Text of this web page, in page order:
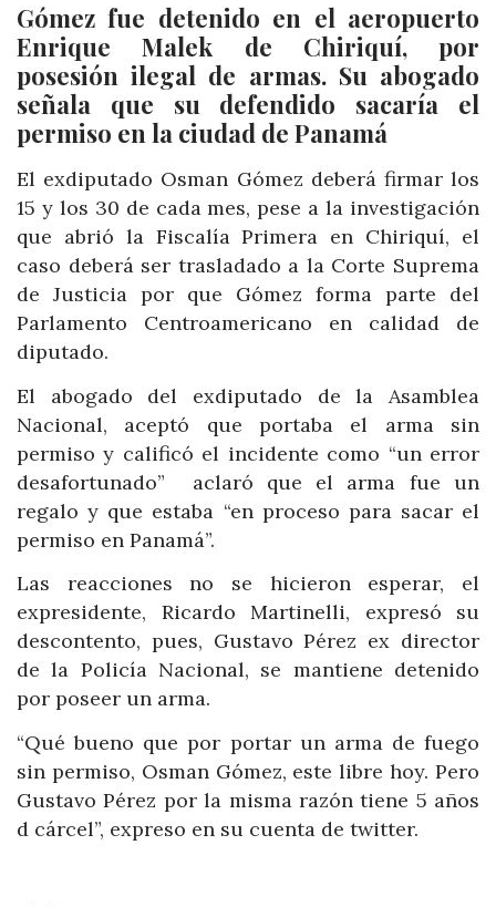
Gómez fue detenido en el aeropuerto
Enrique Malek de Chiriquí, por
posesión ilegal de armas. Su abogado
señala que su defendido sacaría el
permiso en la ciudad de Panamá
El exdiputado Osman Gómez deberá firmar los
15 y los 30 de cada mes, pese a la investigación
que abrió la Fiscalía Primera en Chiriquí, el
caso deberá ser trasladado a la Corte Suprema
de Justicia por que Gómez forma parte del
Parlamento Centroamericano en calidad de
diputado.
El abogado del exdiputado de la Asamblea
Nacional, aceptó que portaba el arma sin
permiso y calificó el incidente como “un error
desafortunado” aclaró que el arma fue un
regalo y que estaba “en proceso para sacar el
permiso en Panamá”.
Las reacciones no se hicieron esperar, el
expresidente, Ricardo Martinelli, expresó su
descontento, pues, Gustavo Pérez ex director
de la Policía Nacional, se mantiene detenido
por poseer un arma.
“Qué bueno que por portar un arma de fuego
sin permiso, Osman Gómez, este libre hoy. Pero
Gustavo Pérez por la misma razón tiene 5 años
d cárcel”, expreso en su cuenta de twitter.